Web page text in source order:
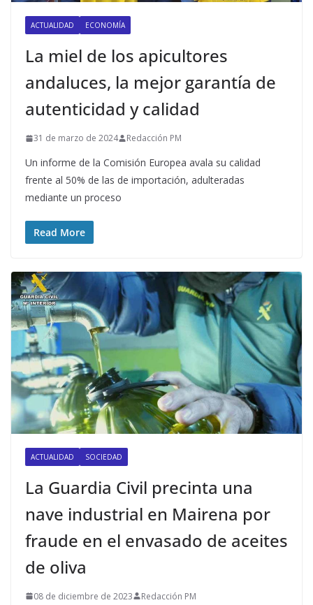
ACTUALIDAD ECONOMÍA
La miel de los apicultores
andaluces, la mejor garantía de
autenticidad y calidad
31 de marzo de 2024 Redacción PM
Un informe de la Comisión Europea avala su calidad
frente al 50% de las de importación, adulteradas
mediante un proceso
Read More
ACTUALIDAD SOCIEDAD
La Guardia Civil precinta una
nave industrial en Mairena por
fraude en el envasado de aceites
de oliva
08 de diciembre de 2023 Redacción PM